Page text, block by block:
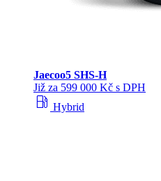
Jaecoo5 SHS-H
Již za 599 000 Kč s DPH
local_gas_station Hybrid